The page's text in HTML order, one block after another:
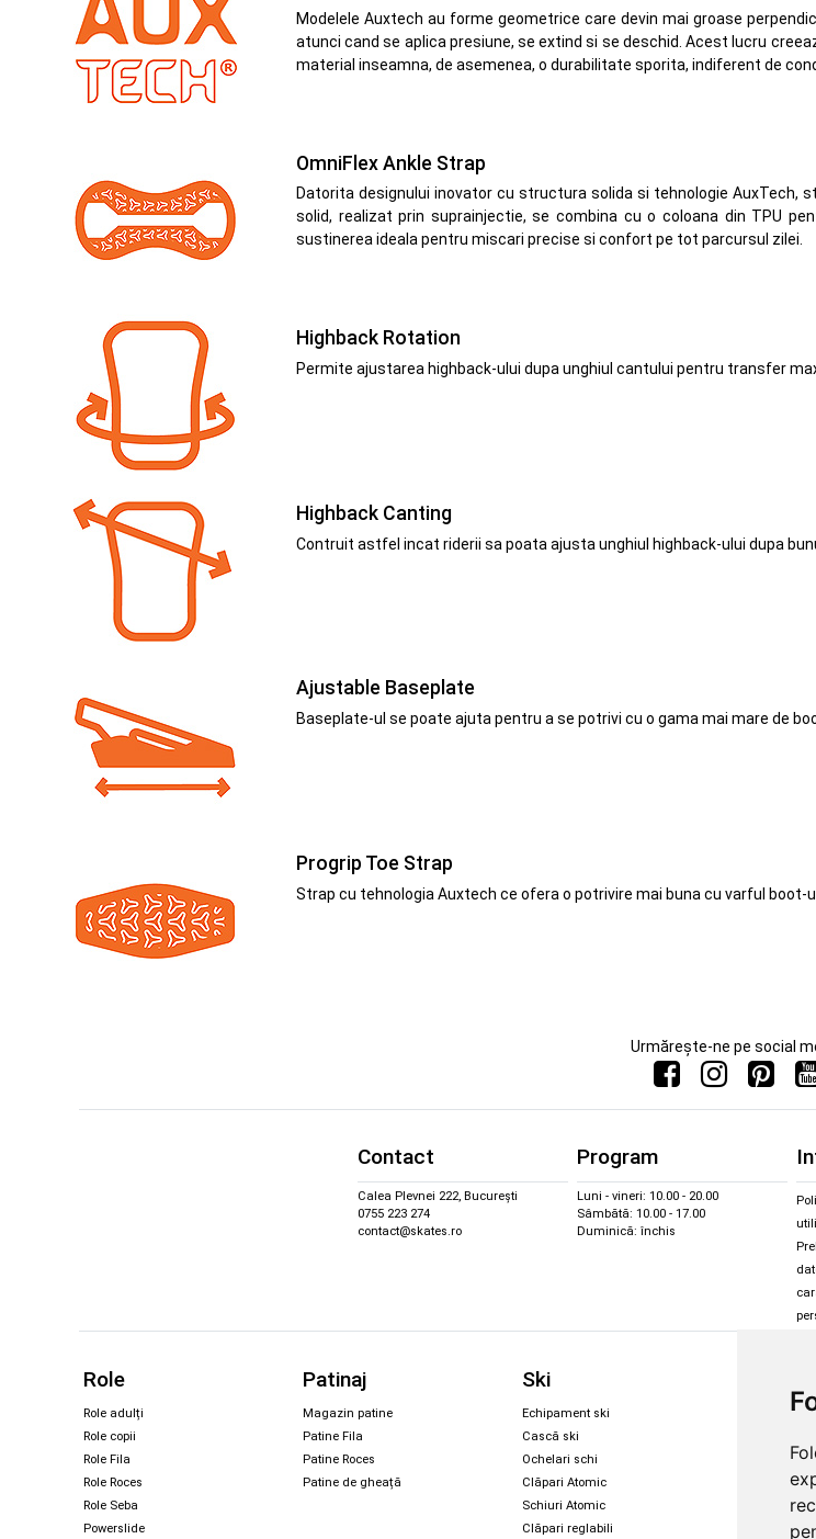
Modelele Auxtech au forme geometrice care devin mai groase
atunci cand se aplica presiune, se extind si se deschid. Acest lucru
material inseamna, de asemenea, o durabilitate sporita, indiferent de
OmniFlex Ankle Strap
Datorita designului inovator cu structura solida si tehnologie AuxTech,
solid, realizat prin suprainjectie, se combina cu o coloana din TPU
sustinerea ideala pentru miscari precise si confort pe tot parcursul zilei.
Highback Rotation
Permite ajustarea highback-ului dupa unghiul cantului pentru transfer
Highback Canting
Contruit astfel incat riderii sa poata ajusta unghiul highback-ului dupa
Ajustable Baseplate
Baseplate-ul se poate ajuta pentru a se potrivi cu o gama mai mare de
Progrip Toe Strap
Strap cu tehnologia Auxtech ce ofera o potrivire mai buna cu varful boot-
Urmărește-ne pe social
Contact
Calea Plevnei 222, București
0755 223 274
contact@skates.ro
Program
Luni - vineri: 10.00 - 20.00
Sâmbătă: 10.00 - 17.00
Duminică: închis
Role
Role adulți
Role copii
Role Fila
Role Roces
Role Seba
Powerslide
Patinaj
Magazin patine
Patine Fila
Patine Roces
Patine de gheață
Ski
Echipament ski
Cască ski
Ochelari schi
Clăpari Atomic
Schiuri Atomic
Clăpari reglabili
Magazin
Legături
Skate